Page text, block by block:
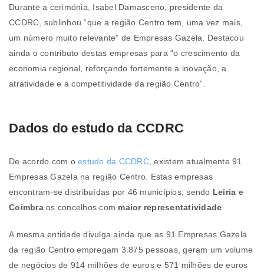
Durante a cerimónia, Isabel Damasceno, presidente da
CCDRC, sublinhou “que a região Centro tem, uma vez mais,
um número muito relevante” de Empresas Gazela. Destacou
ainda o contributo destas empresas para “o crescimento da
economia regional, reforçando fortemente a inovação, a
atratividade e a competitividade da região Centro”.
Dados do estudo da CCDRC
De acordo com o estudo da CCDRC, existem atualmente 91
Empresas Gazela na região Centro. Estas empresas
encontram-se distribuídas por 46 municípios, sendo Leiria e
Coimbraos concelhos com maior representatividade
A mesma entidade divulga ainda que as 91 Empresas Gazela
da região Centro empregam 3.875 pessoas, geram um volume
de negócios de 914 milhões de euros e 571 milhões de euros